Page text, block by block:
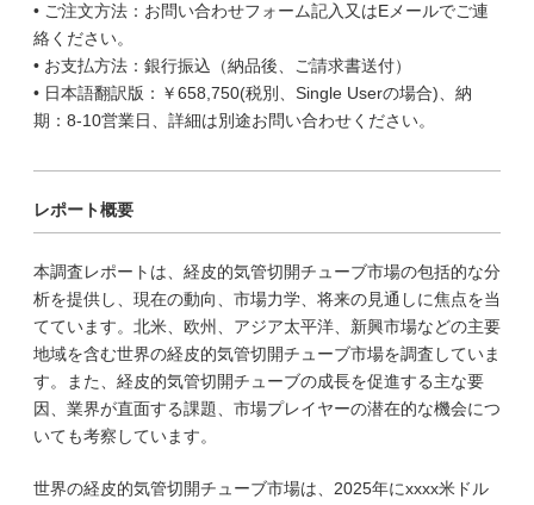
• ご注文方法：お問い合わせフォーム記入又はEメールでご連
絡ください。
• お支払方法：銀行振込（納品後、ご請求書送付）
• 日本語翻訳版：￥658,750(税別、Single Userの場合)、納
期：8-10営業日、詳細は別途お問い合わせください。
レポート概要
本調査レポートは、経皮的気管切開チューブ市場の包括的な分
析を提供し、現在の動向、市場力学、将来の見通しに焦点を当
てています。北米、欧州、アジア太平洋、新興市場などの主要
地域を含む世界の経皮的気管切開チューブ市場を調査していま
す。また、経皮的気管切開チューブの成長を促進する主な要
因、業界が直面する課題、市場プレイヤーの潜在的な機会につ
いても考察しています。
世界の経皮的気管切開チューブ市場は、2025年にxxxx米ドル